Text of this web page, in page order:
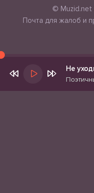
© Muzid.net
Почта для жалоб и
Не